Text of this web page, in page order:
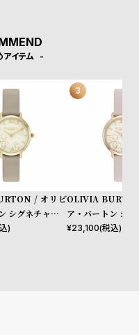
からコンテンポラリーなエ
計に仕上げています。洋服
れるようにと考えられてい
アイテム
/ オリビ
シグネチャー 2
ラクト フロー
)
OLIVIA
ア・バートン シ
8mm アブストラ
¥23,100(税込)